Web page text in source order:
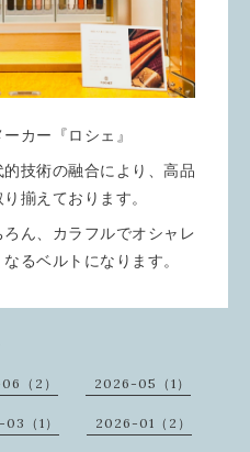
カー『ロシェ』
技術の融合により、高品
揃えております。
ん、カラフルでオシャレ
るベルトになります。
（2） 2026-05（1）
（1） 2026-01（2）